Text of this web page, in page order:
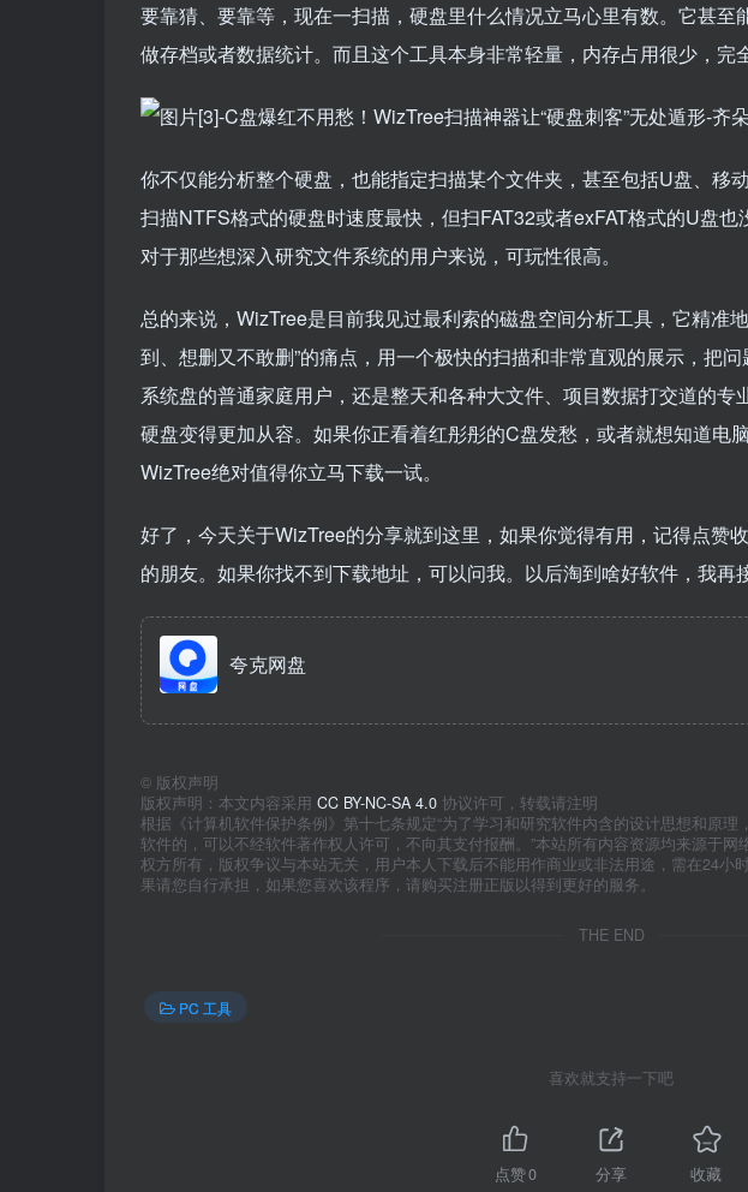
要靠猜、要靠等，现在一扫描，硬盘里什么情况立马心里有数。它甚
做存档或者数据统计。而且这个工具本身非常轻量，内存占用很少，完
你不仅能分析整个硬盘，也能指定扫描某个文件夹，甚至包括U盘、移
扫描NTFS格式的硬盘时速度最快，但扫FAT32或者exFAT格式的U盘也
对于那些想深入研究文件系统的用户来说，可玩性很高。
总的来说，WizTree是目前我见过最利索的磁盘空间分析工具，它精准
到、想删又不敢删”的痛点，用一个极快的扫描和非常直观的展示，把
系统盘的普通家庭用户，还是整天和各种大文件、项目数据打交道的
硬盘变得更加从容。如果你正看着红彤彤的C盘发愁，或者就想知道电
WizTree绝对值得你立马下载一试。
好了，今天关于WizTree的分享就到这里，如果你觉得有用，记得点赞
的朋友。如果你找不到下载地址，可以问我。以后淘到啥好软件，我再
夸克网盘
© 版权声明
版权声明：本文内容采用 CC BY-NC-SA 4.0 协议许可，转载请注明
根据《计算机软件保护条例》第十七条规定“为了学习和研究软件内含的设计思想和原
软件的，可以不经软件著作权人许可，不向其支付报酬。”本站所有内容资源均来源于
权方所有，版权争议与本站无关，用户本人下载后不能用作商业或非法用途，需在24小
果请您自行承担，如果您喜欢该程序，请购买注册正版以得到更好的服务。
THE END
PC 工具
喜欢就支持一下吧
点赞0 分享 收藏